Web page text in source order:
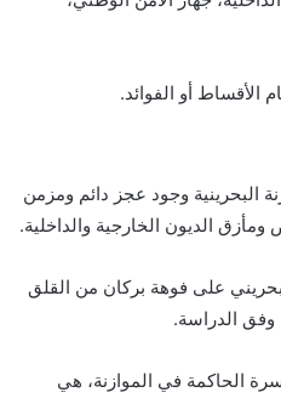
أو الفوائد.
البحرينية وجود عجز دائم ومزمن
الديون الخارجية والداخلية.
على فوهة بركان من القلق
وفق الدراسة.
الحاكمة في الموازنة، هي